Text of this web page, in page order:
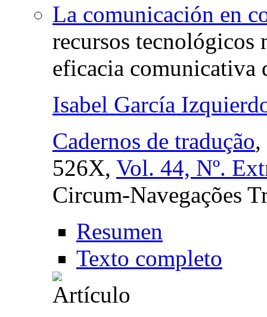
La comunicación en
recursos tecnológicos
eficacia comunicativa
Isabel García
Cadernos de tradução,
526X, Vol. 44, Nº.
Circum-Navegações
Resumen
Texto completo